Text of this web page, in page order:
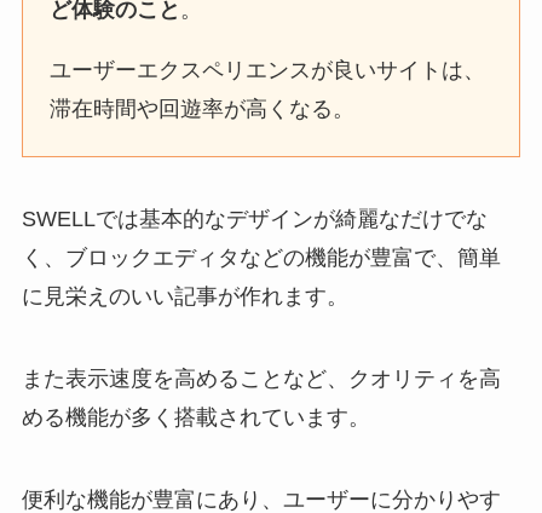
ど体験のこと 。
ユーザーエクスペリエンスが良いサイトは、
滞在時間や回遊率が高くなる。
SWELLでは基本的なデザインが綺麗なだけでな
く、ブロックエディタなどの機能が豊富で、簡単
に見栄えのいい記事が作れます。
また表示速度を高めることなど、クオリティを高
める機能が多く搭載されています。
便利な機能が豊富にあり、ユーザーに分かりやす